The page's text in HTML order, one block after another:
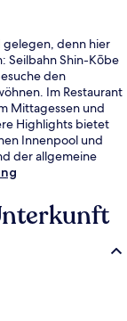
gelegen, denn hier
Seilbahn Shin-Kōbe
den
Im Restaurant
Mittagessen und
Highlights bietet
Innenpool und
der allgemeine
Die
Kōbe) sind es 5